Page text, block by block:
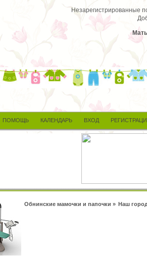
Незарегистрированные
ПОМОЩЬ КАЛЕНДАРЬ ВХОД
Обнинские мамочки и папочки » Наш